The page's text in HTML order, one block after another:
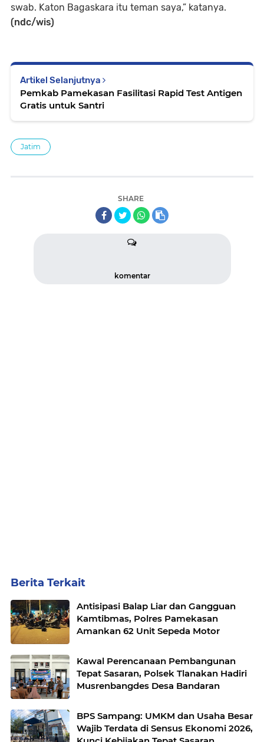
swab. Katon Bagaskara itu teman saya,” katanya.
(ndc/wis)
Artikel Selanjutnya
Pemkab Pamekasan Fasilitasi Rapid Test Antigen
Gratis untuk Santri
Jatim
SHARE
komentar
Berita Terkait
Antisipasi Balap Liar dan Gangguan
Kamtibmas, Polres Pamekasan
Amankan 62 Unit Sepeda Motor
Kawal Perencanaan Pembangunan
Tepat Sasaran, Polsek Tlanakan Hadiri
Musrenbangdes Desa Bandaran
BPS Sampang: UMKM dan Usaha Besar
Wajib Terdata di Sensus Ekonomi 2026,